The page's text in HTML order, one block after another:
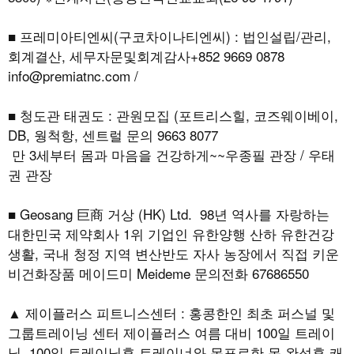
■ 프레미아티엔씨(구코차이나티엔씨) : 법인설립/관리,
회계결산, 세무자문및회계감사+852 9669 0878
info@premiatnc.com /
■ 청도관 태권도 : 관원모집 (포트리스힐, 코즈웨이베이,
DB, 웡척항, 센트럴 문의 9663 8077
만 3세부터 몸과 마음을 건강하게~~우종필 관장 / 우태
권 관장
■ Geosang 巨商 거상 (HK) Ltd. 98년 역사를 자랑하는
대한민국 제약회사 1위 기업인 유한양행 산하 유한건강
생활, 국내 청정 지역 변산반도 자사 농장에서 직접 키운
비건화장품 메이드미 Meideme 문의전화 67686550
▲ 제이플러스 피트니스센터 : 홍콩한인 최초 퍼스널 및
그룹트레이닝 센터 제이플러스 여름 대비 100일 트레이